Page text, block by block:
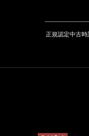
正規認定中古時